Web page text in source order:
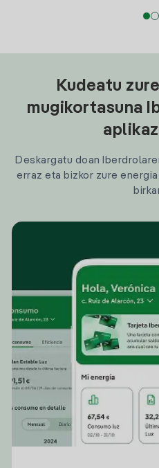
Kudeatu
mugikortasuna
Deskargatu doan
erraz eta bizkor zure